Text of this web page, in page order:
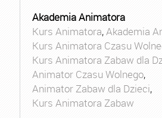
Akademia Animatora
Kurs Animatora,Akademia
Kurs Animatora Czasu
Kurs Animatora Zabaw dla
Animator Czasu Wolnego,
Animator Zabaw dla Dzieci,
Kurs Animatora Zabaw